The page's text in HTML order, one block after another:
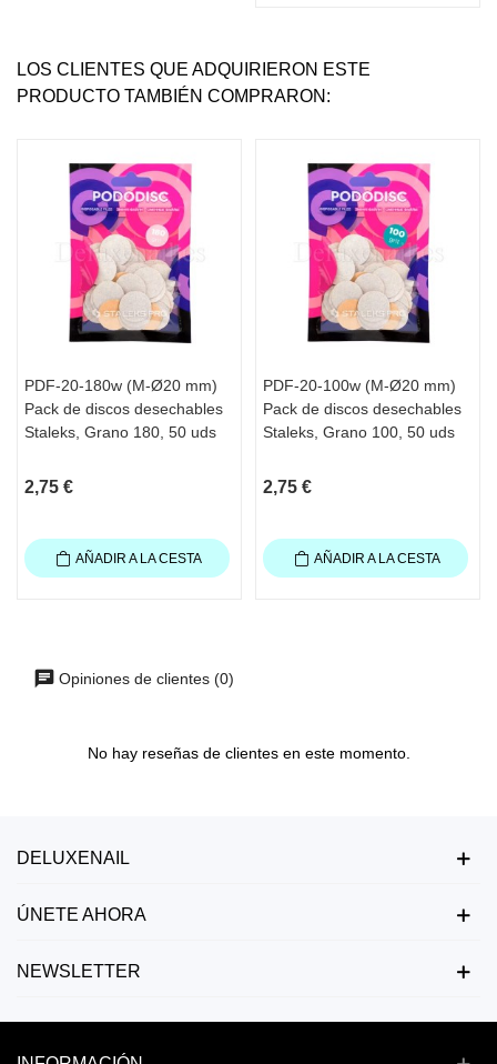
LOS CLIENTES QUE ADQUIRIERON ESTE
PRODUCTO TAMBIÉN COMPRARON:
PDF-20-180w (M-Ø20 mm)
Pack de discos desechables
Staleks, Grano 180, 50 uds
2,75 €
AÑADIR A LA CESTA
PDF-20-100w (M-Ø20 mm)
Pack de discos desechables
Staleks, Grano 100, 50 uds
2,75 €
AÑADIR A LA CESTA
Opiniones de clientes (0)
No hay reseñas de clientes en este momento.
DELUXENAIL
ÚNETE AHORA
NEWSLETTER